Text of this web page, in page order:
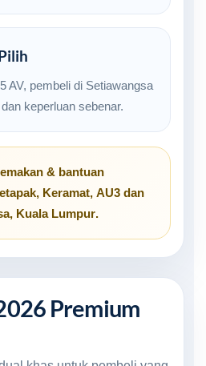
AV, pembeli di Setiawangsa
keperluan sebenar.
& bantuan
, Keramat, AU3 dan
Kuala Lumpur.
Premium